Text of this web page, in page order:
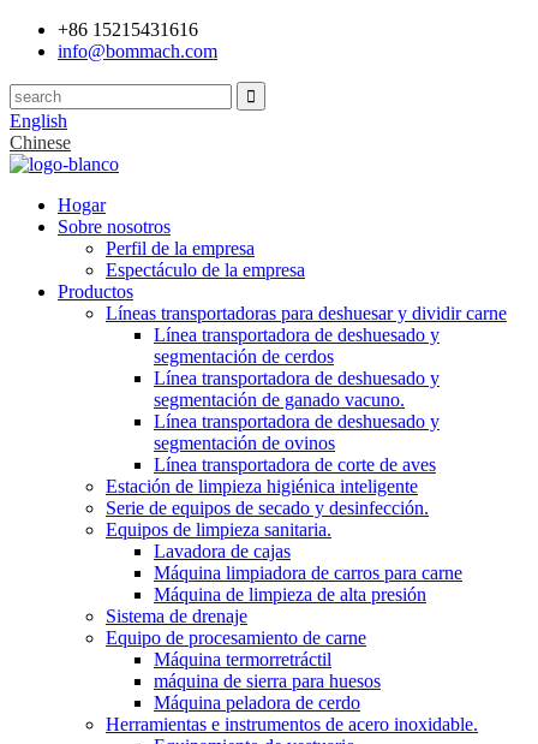
+86 15215431616
info@bommach.com
English
Chinese
Hogar
Sobre nosotros
Perfil de la empresa
Espectáculo de la empresa
Productos
Líneas transportadoras para deshuesar y dividir carne
Línea transportadora de deshuesado y
segmentación de cerdos
Línea transportadora de deshuesado y
segmentación de ganado vacuno.
Línea transportadora de deshuesado y
segmentación de ovinos
Línea transportadora de corte de aves
Estación de limpieza higiénica inteligente
Serie de equipos de secado y desinfección.
Equipos de limpieza sanitaria.
Lavadora de cajas
Máquina limpiadora de carros para carne
Máquina de limpieza de alta presión
Sistema de drenaje
Equipo de procesamiento de carne
Máquina termorretráctil
máquina de sierra para huesos
Máquina peladora de cerdo
Herramientas e instrumentos de acero inoxidable.